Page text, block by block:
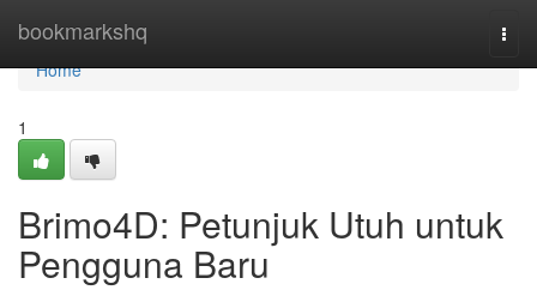
bookmarkshq
Home
Home
1
Brimo4D: Petunjuk Utuh untuk
Pengguna Baru